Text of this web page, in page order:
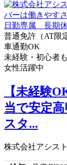
普通免許（AT限
車通勤OK
未経験・初心者
女性活躍中
【未経験
当で安定
スタ...
株式会社アシス